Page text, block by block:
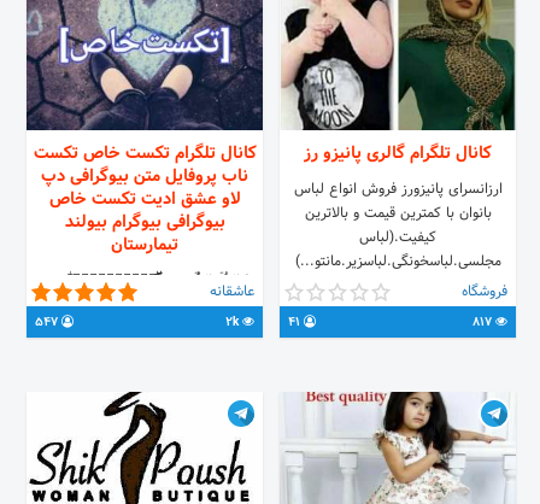
کانال تلگرام گالری پانیزو رز
ارزانسرای پانیزورز فروش انواع لباس
بانوان با کمترین قیمت و بالاترین
کیفیت.(لباس
مجلسی.لباسخونگی.لباسزیر.مانتو...)
هدف ما سودکم=جذب مشتریفروشگاه
کانال تلگرام تکست خاص تکست
ناب پروفایل متن بیوگرافی دپ
لاو عشق ادیت تکست خاص
بیوگرافی بیوگرام بیولند
تیمارستان
تکـ↹ـ‌‌‌‌ٖٖٜٜؖؖؖـَٰٖٖٙူـ↹ـ‌‌‌‌َٰٖٖٜٜٖٖؖؖؖٙست خـِِِٰٰٓٓٓ๛‍ِِِٰٰٰٓٓٓ‌ِِِٰٰٰٓٓــِٰٓاص و
فونت😎 درخواست فونت💀👇
joinchat/IueuAVM89gcuIkvHZu6AmA
https://t.me/profmeshke️
عاشقانه
2k